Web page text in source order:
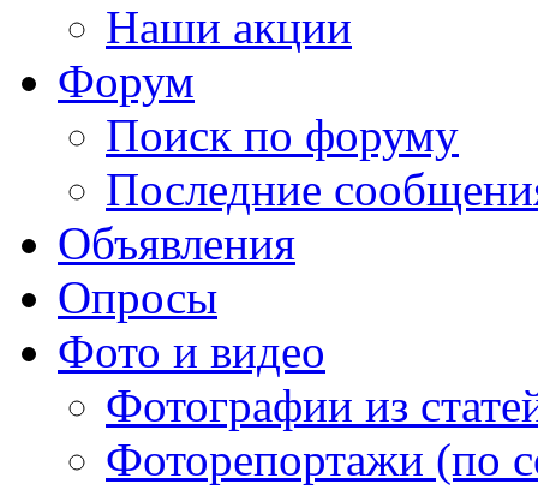
Наши акции
Форум
Поиск по форуму
Последние
Объявления
Опросы
Фото и видео
Фотографии из
Фоторепортажи (по